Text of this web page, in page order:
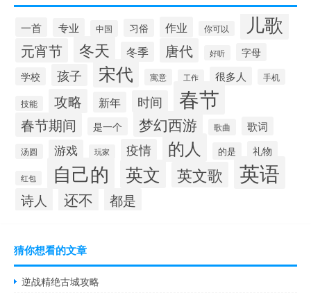
一首 专业 中国 习俗 作业 你可以 儿歌
元宵节 冬天 冬季 唐代 好听
字母
学校
孩子 宋代 寓意 工作 很多人 手机
技能 攻略 新年 时间 春节
春节期间 是一个 梦幻西游 歌曲 歌词
汤圆 游戏 玩家 疫情 的人 的是 礼物
红包 自己的 英文 英文歌 英语
诗人 还不 都是
猜你想看的文章
逆战精绝古城攻略